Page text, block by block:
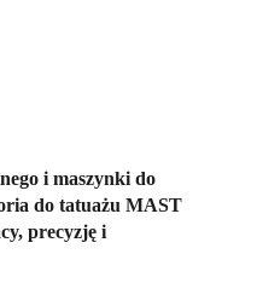
i maszynki do
do tatuażu MAST
precyzję i